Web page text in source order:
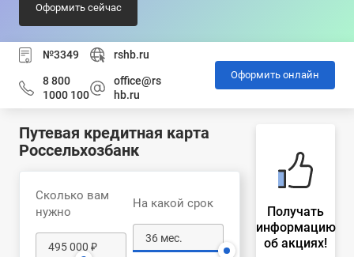
Оформить сейчас
№3349 rshb.ru
8 800
1000 100
office@rs
hb.ru
Оформить онлайн
Путевая кредитная карта
Россельхозбанк
Сколько вам
нужно
На какой срок
Получать
информацию
об акциях!